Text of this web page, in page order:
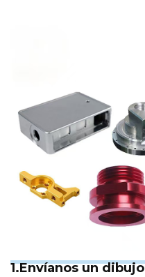
1.Envíanos un dibujo